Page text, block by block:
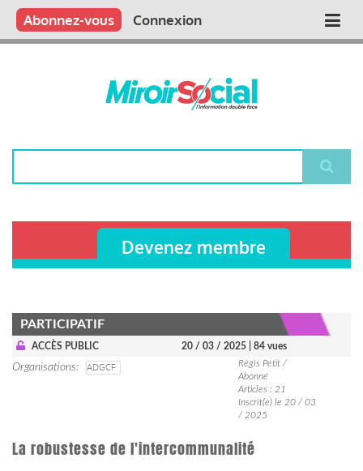
Aller
contenu
Main
Qui sommes nous ?
Vous publiez
Nous publions
Contactez-nous
Abonnez-vous Connexion
Devenez membre
PARTICIPATIF
ACCÈS PUBLIC 20 / 03 / 2025 | 84 vues
Organisations ADGCF
Régis Petit /
Abonné
Articles : 21
Inscrit(e) le 20 / 03
/ 2025
La robustesse de l'intercommunalité